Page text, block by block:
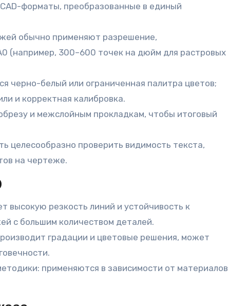
форматы, преобразованные в единый
обычно применяют разрешение,
(например, 300–600 точек на дюйм для растровых
черно-белый или ограниченная палитра цветов;
и корректная калибровка.
и межслойным прокладкам, чтобы итоговый
целесообразно проверить видимость текста,
на чертеже.
высокую резкость линий и устойчивость к
с большим количеством деталей.
градации и цветовые решения, может
применяются в зависимости от материалов